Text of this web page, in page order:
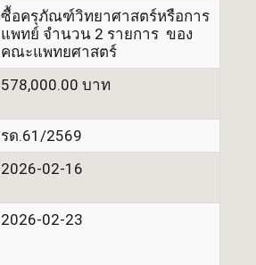
ซื้อครุภัณฑ์วิทยาศาสตร์หรือการ
แพทย์ จำนวน 2 รายการ ของ
คณะแพทยศาสตร์
578,000.00 บาท
รด.61/2569
2026-02-16
2026-02-23